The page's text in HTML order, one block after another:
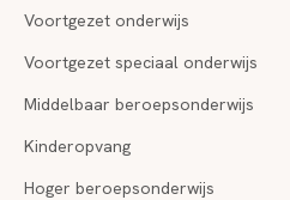
Voortgezet onderwijs
Voortgezet speciaal onderwijs
Middelbaar beroepsonderwijs
Kinderopvang
Hoger beroepsonderwijs